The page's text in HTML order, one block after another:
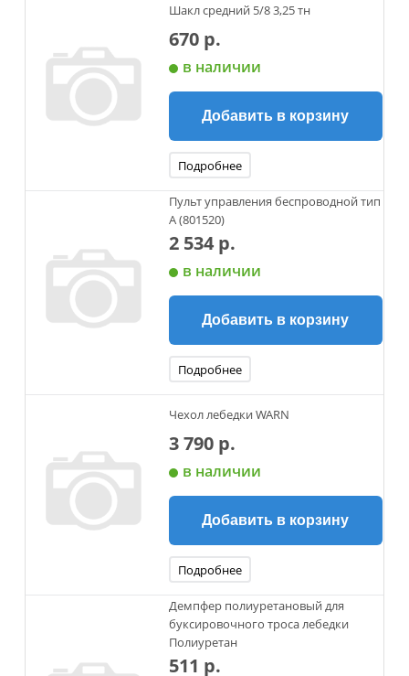
Шакл средний 5/8 3,25 тн
670 р.
в наличии
Добавить в корзину
Подробнее
Пульт управления беспроводной тип
А (801520)
2 534 р.
в наличии
Добавить в корзину
Подробнее
Чехол лебедки WARN
3 790 р.
в наличии
Добавить в корзину
Подробнее
Демпфер полиуретановый для
буксировочного троса лебедки
Полиуретан
511 р.